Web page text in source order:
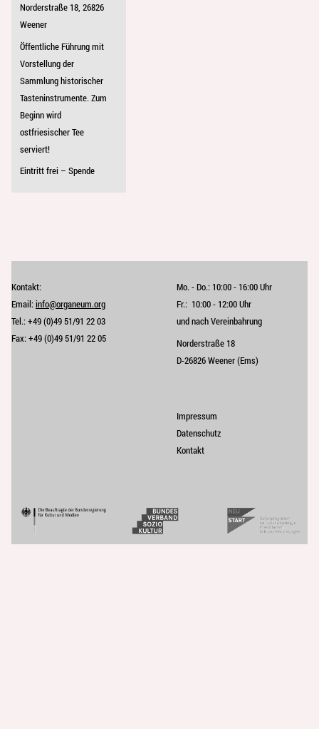
Norderstraße 18, 26826
Weener
Öffentliche Führung mit
Vorstellung der
Sammlung historischer
Tasteninstrumente. Zum
Beginn wird
ostfriesischer Tee
serviert!
Eintritt frei – Spende
Impressum
Datenschutz
Kontakt
Kontakt:
Email:info@organeum.org
Tel.:+49 (0)49 51/91 22 03
Fax:+49 (0)49 51/91 22 05
Mo. - Do.: 10:00 - 16:00 Uhr
Fr.: 10:00 - 12:00 Uhr
und nach Vereinbahrung
Norderstraße 18
D-26826 Weener (Ems)